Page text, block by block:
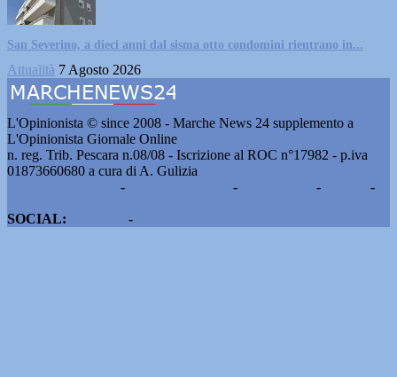
San Severino, a dieci anni dal sisma otto condomini rientrano in...
Attualità 7 Agosto 2026
L'Opinionista © since 2008 - Marche News 24 supplemento a
L'Opinionista Giornale Online
n. reg. Trib. Pescara n.08/08 - Iscrizione al ROC n°17982 - p.iva
01873660680 a cura di A. Gulizia
- - -
-
SOCIAL:
-